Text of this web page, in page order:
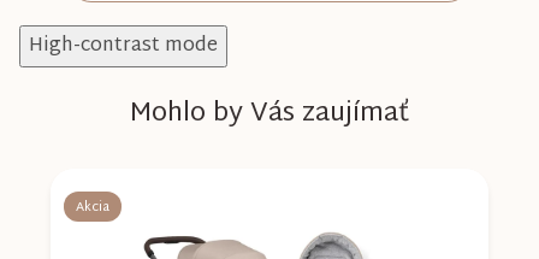
High-contrast mode
Mohlo by Vás zaujímať
Akcia